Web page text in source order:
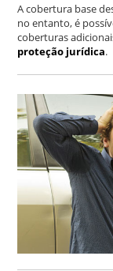
A cobertura base
no entanto, é
coberturas
proteção jurídica.